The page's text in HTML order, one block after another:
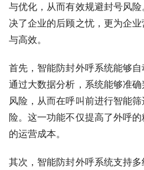
与优化，从而有效规避封号风
决了企业的后顾之忧，更为企
与高效。
首先，智能防封外呼系统能够自
通过大数据分析，系统能够准
风险，从而在呼叫前进行智能
险。这一功能不仅提高了外呼
的运营成本。
其次，智能防封外呼系统支持